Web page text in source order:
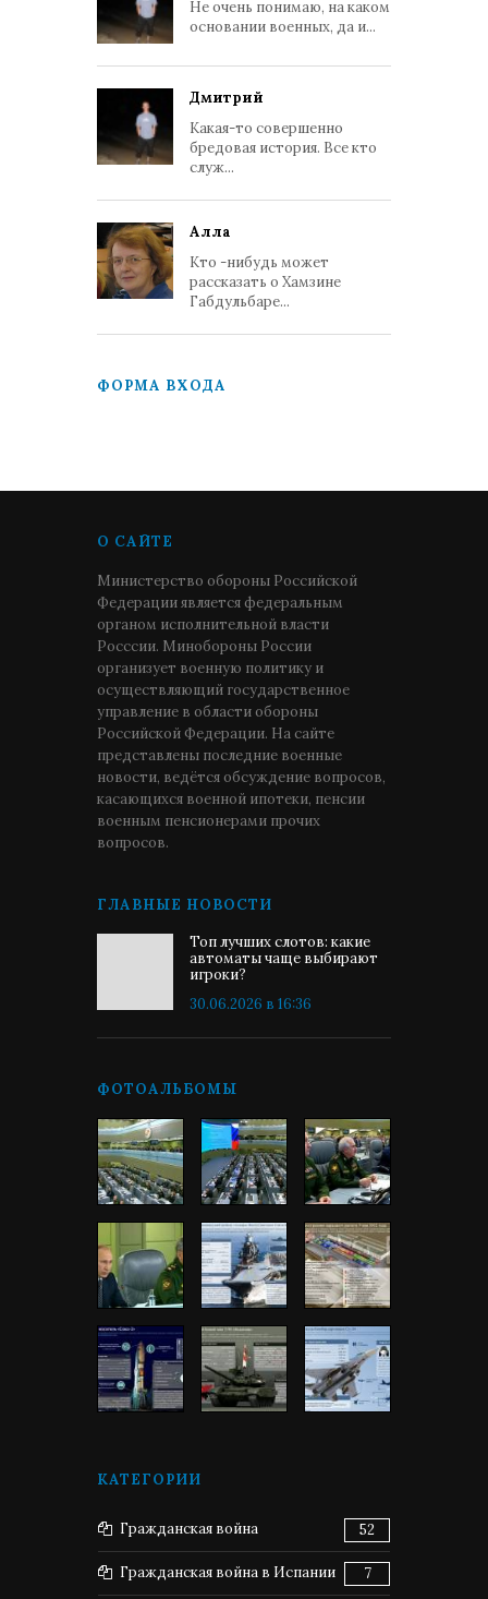
Не очень понимаю, на каком
основании военных, да и...
Дмитрий
Какая-то совершенно
бредовая история. Все кто
служ...
Алла
Кто -нибудь может
рассказать о Хамзине
Габдульбаре...
ФОРМА ВХОДА
О САЙТЕ
Министерство обороны Российской
Федерации является федеральным
органом исполнительной власти
Росссии. Минобороны России
организует военную политику и
осуществляющий государственное
управление в области обороны
Российской Федерации. На сайте
представлены последние военные
новости, ведётся обсуждение вопросов,
касающихся военной ипотеки, пенсии
военным пенсионерами прочих
вопросов.
ГЛАВНЫЕ НОВОСТИ
Топ лучших слотов: какие
автоматы чаще выбирают
игроки?
30.06.2026 в 16:36
ФОТОАЛЬБОМЫ
КАТЕГОРИИ
Гражданская война 52
Гражданская война в Испании 7